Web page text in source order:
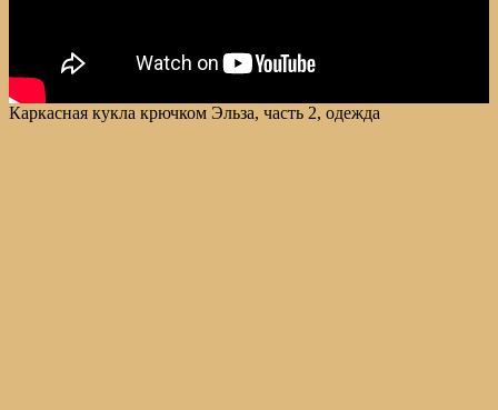
Каркасная кукла крючком Эльза, часть 2, одежда